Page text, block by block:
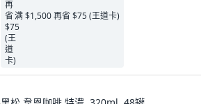
满 $1,500 再省 $75 (王道卡)